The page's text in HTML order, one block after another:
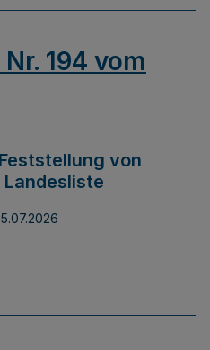
194 vom
von